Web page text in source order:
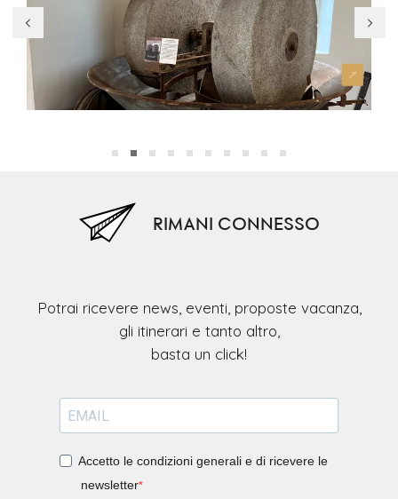
Museo del Pane e panificazione del Civraxu
RIMANI CONNESSO
Potrai ricevere news, eventi, proposte vacanza,
gli itinerari e tanto altro,
Accetto le condizioni generali e di ricevere le
newsletter